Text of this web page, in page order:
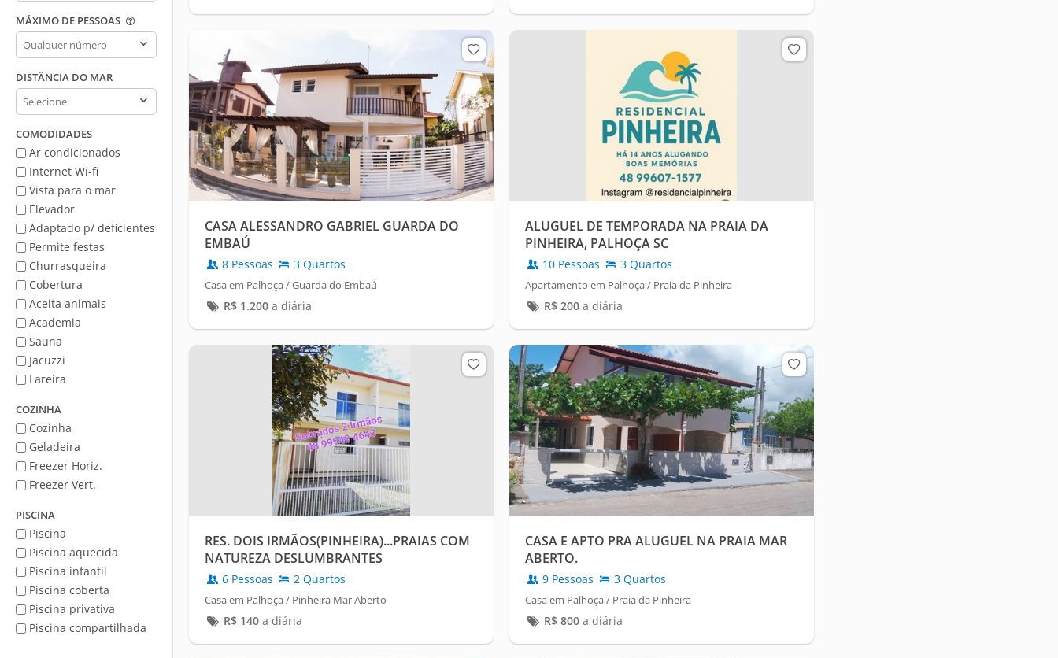
MÁXIMO DE PESSOAS
Máximo
de
pessoas
DISTÂNCIA DO MAR
Distância
do
Mar
COMODIDADES
Ar condicionados
Internet Wi-fi
Vista para o mar
Elevador
Adaptado p/ deficientes
Permite festas
Churrasqueira
Cobertura
Aceita animais
Academia
Sauna
Jacuzzi
Lareira
COZINHA
Cozinha
Geladeira
Freezer Horiz.
Freezer Vert.
PISCINA
Piscina
Piscina aquecida
Piscina infantil
Piscina coberta
Piscina privativa
Piscina compartilhada
CASA ALESSANDRO GABRIEL GUARDA DO
EMBAÚ
8 Pessoas 3 Quartos
Casa em Palhoça / Guarda do Embaú
R$ 1.200a diária
ALUGUEL DE TEMPORADA NA PRAIA DA
PINHEIRA, PALHOÇA SC
10 Pessoas 3 Quartos
Apartamento em Palhoça / Praia da Pinheira
R$ 200a diária
RES. DOIS IRMÃOS(PINHEIRA)...PRAIAS COM
NATUREZA DESLUMBRANTES
6 Pessoas 2 Quartos
Casa em Palhoça / Pinheira Mar Aberto
R$ 140a diária
CASA E APTO PRA ALUGUEL NA PRAIA MAR
ABERTO.
9 Pessoas 3 Quartos
Casa em Palhoça / Praia da Pinheira
R$ 800a diária